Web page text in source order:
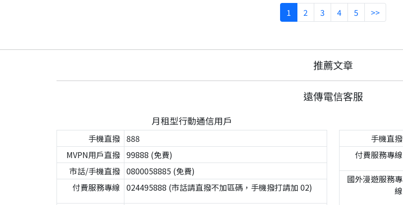
1 2 3 4 5 >>
推薦文章
遠傳電信客服
月租型行動通信用戶
手機直撥 888
MVPN用戶直撥 99888 (免費)
市話/手機直撥 0800058885 (免費)
付費服務專線 024495888 (市話請直撥不加區碼，手機撥打請加 02)
手機直撥
付費服務專線
國外漫遊服務專
線